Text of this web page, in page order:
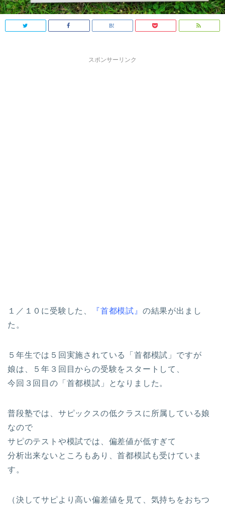
スポンサーリンク
１／１０に受験した、 『首都模試』 の結果が出まし
た。
５年生では５回実施されている「首都模試」ですが
娘は、５年３回目からの受験をスタートして、
今回３回目の「首都模試」となりました。
普段塾では、サピックスの低クラスに所属している娘
なので
サピのテストや模試では、偏差値が低すぎて
分析出来ないところもあり、首都模試も受けていま
す。
（決してサピより高い偏差値を見て、気持ちをおちつ